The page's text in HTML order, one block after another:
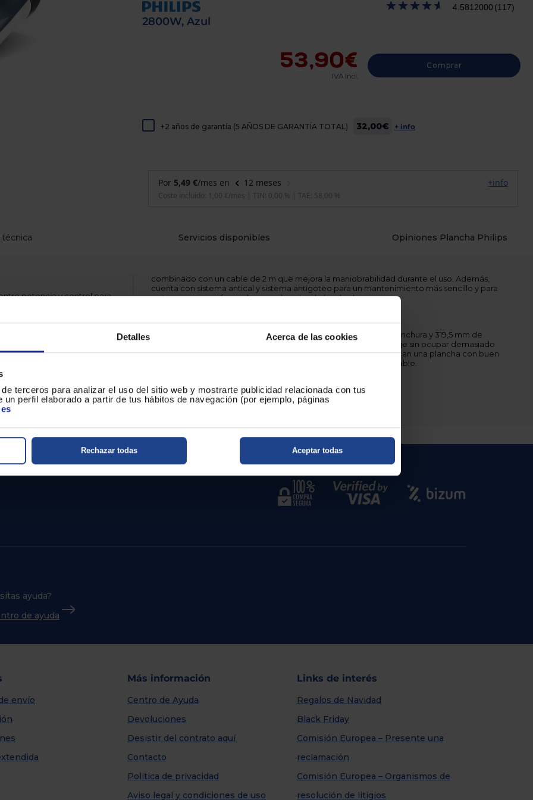
Detalles Acerca de las cookies
terceros para analizar el uso del sitio web y mostrarte publicidad relacionada con tus
un perfil elaborado a partir de tus hábitos de navegación (por ejemplo, páginas
Rechazar todas Aceptar todas
de
dispositivos
táctiles
4.5812000 (117)
2800W, Azul
53,90€
IVA Incl.
Comprar
+2 años de garantía (5 AÑOS DE GARANTÍA TOTAL) 32,00€ + info
técnica Servicios disponibles Opiniones Plancha Philips
potencia y control para
de 2.800 W
rapidez, mientras la
de arrugas. La salida de
fabricante) y la
la cantidad de vapor a
que permite ajustar el calor
de 0,3 litros (300 ml),
combinado con un cable de 2 m que mejora la maniobrabilidad durante el uso. Además,
cuenta con sistema antical y sistema antigoteo para un mantenimiento más sencillo y para
evitar marcas por fugas de agua durante el planchado.
Dimensiones y manejo
Sus dimensiones compactas —153,3 mm de altura, 128,8 mm de anchura y 319,5 mm de
profundidad— y un peso de 1,6 kg facilitan su manejo y almacenaje sin ocupar demasiado
espacio. El modelo DST7020/20 está diseñado para quienes buscan una plancha con buen
rendimiento de vapor y controles precisos en un formato manejable.
Encuentra el equilibrio perfecto entre calidad y precio.
ayuda?
de ayuda
envío
Más información
Centro de Ayuda
Devoluciones
Desistir del contrato aquí
Contacto
Política de privacidad
Aviso legal y condiciones de uso
Links de interés
Regalos de Navidad
Black Friday
Comisión Europea – Presente una
reclamación
Comisión Europea – Organismos de
resolución de litigios